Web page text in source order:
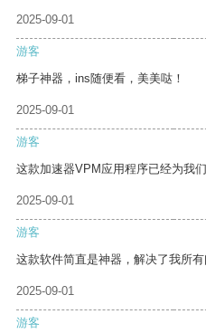
2025-09-01
游客
梯子神器，ins随便看，美美哒！
2025-09-01
游客
这款加速器VPM应用程序已经为我
2025-09-01
游客
这款软件简直是神器，解决了我所有
2025-09-01
游客